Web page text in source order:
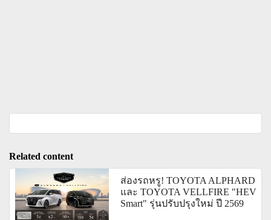
Related content
ส่องรถหรู! TOYOTA ALPHARD
และ TOYOTA VELLFIRE "HEV
Smart" รุ่นปรับปรุงใหม่ ปี 2569